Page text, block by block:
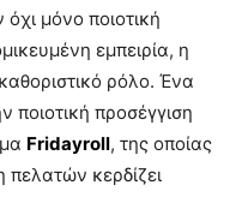
μόνο ποιοτική
εμπειρία, η
ρόλο. Ένα
ποιοτική προσέγγιση
Fridayroll, της οποίας
πελατών κερδίζει